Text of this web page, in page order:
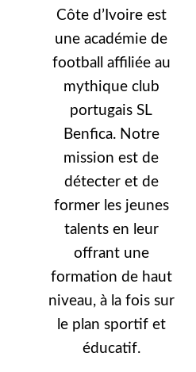
Côte d’Ivoire est
une académie de
football affiliée au
mythique club
portugais SL
Benfica. Notre
mission est de
détecter et de
former les jeunes
talents en leur
offrant une
formation de haut
niveau, à la fois sur
le plan sportif et
éducatif.